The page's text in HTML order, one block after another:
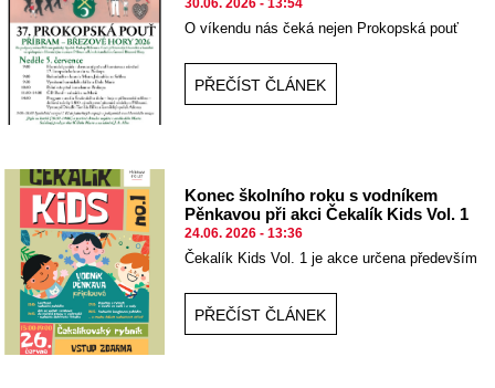
30.06. 2026 - 13:54
O víkendu nás čeká nejen Prokopská pouť
PŘEČÍST ČLÁNEK
Konec školního roku s vodníkem
Pěnkavou při akci Čekalík Kids Vol. 1
24.06. 2026 - 13:36
Čekalík Kids Vol. 1 je akce určena především
ukončený školní rok.
PŘEČÍST ČLÁNEK